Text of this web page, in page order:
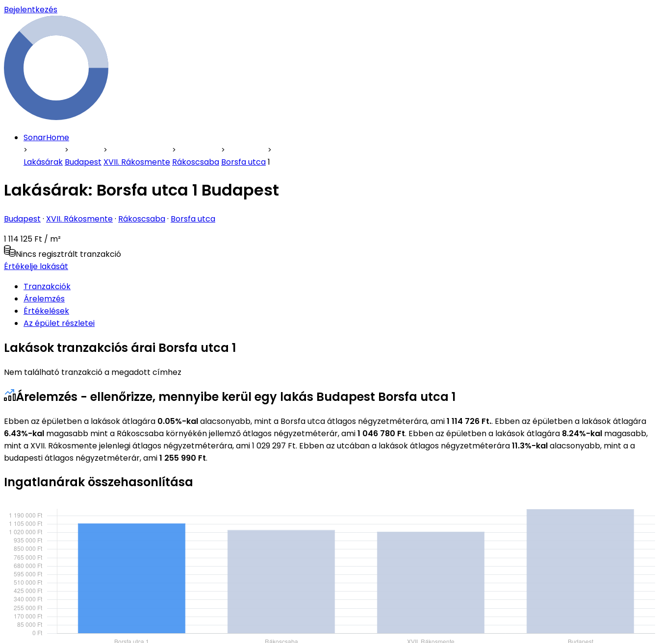
Bejelentkezés
SonarHome
Lakásárak Budapest XVII. Rákosmente Rákoscsaba Borsfa utca1
Lakásárak: Borsfa utca 1 Budapest
Budapest · XVII. Rákosmente· Rákoscsaba· Borsfa utca
1 114 125 Ft / m²
Nincs regisztrált tranzakció
Értékelje lakását
Tranzakciók
Árelemzés
Értékelések
Az épület részletei
Lakások tranzakciós árai Borsfa utca 1
Nem található tranzakció a megadott címhez
Árelemzés - ellenőrizze, mennyibe kerül egy lakás Budapest Borsfa utca 1
Ebben az épületben a lakások átlagára 0.05%-kalalacsonyabb, mint a Borsfa utca átlagos négyzetméterára, ami1 114 726 Ft.. Ebben az épületben a lakások átlagára
6.43%-kal magasabb mint a Rákoscsaba környékén jellemző átlagos négyzetméterár, ami1 046 780 Ft. Ebben az épületben a lakások átlagára 8.24%-kal magasabb,
mint a XVII. Rákosmente jelenlegi átlagos négyzetméterára, ami 1 029 297 Ft. Ebben az utcában a lakások átlagos négyzetméterára11.3%-kalalacsonyabb, mint a a
budapesti átlagos négyzetméterár, ami1 255 990 Ft.
Ingatlanárak összehasonlítása